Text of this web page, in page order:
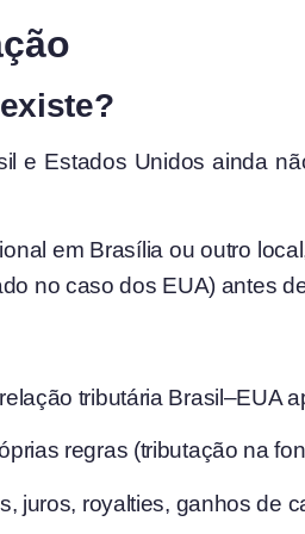
e Estados Unidos ainda
em Brasília ou outro
no caso dos EUA) antes
tributária Brasil–EUA
regras (tributação na
juros, royalties, ganhos de